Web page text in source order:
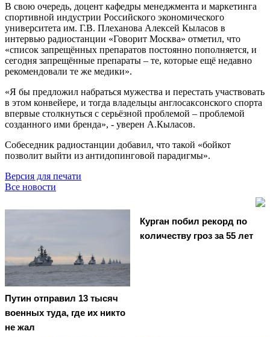
В свою очередь, доцент кафедры менеджмента и маркетинга
спортивной индустрии Российского экономического
университета им. Г.В. Плеханова Алексей Кыласов в
интервью радиостанции «Говорит Москва» отметил, что
«список запрещённых препаратов постоянно пополняется, и
сегодня запрещённые препараты – те, которые ещё недавно
рекомендовали те же медики».
«Я бы предложил набраться мужества и перестать участвовать
в этом конвейере, и тогда владельцы англосаксонского спорта
впервые столкнуться с серьёзной проблемой – проблемой
созданного ими бренда», - уверен А.Кыласов.
Собеседник радиостанции добавил, что такой «бойкот
позволит выйти из антидопинговой парадигмы».
Версия для печати
Все новости
Путин отправил 13 тысяч
военных туда, где их никто
не жал
Курган побил рекорд по
количеству гроз за 55 лет